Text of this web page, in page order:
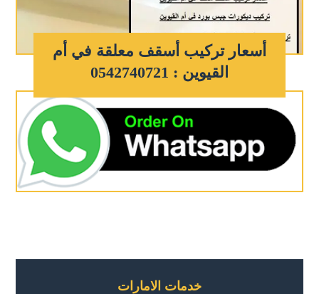
أسعار تركيب أسقف معلقة في أم
القيوين : 0542740721
خدمات الامارات